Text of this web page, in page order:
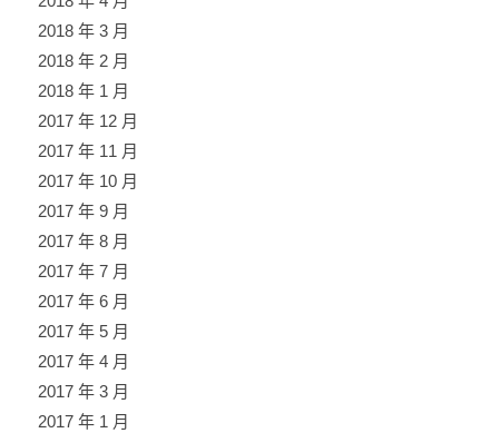
2018 年 3 月
2018 年 2 月
2018 年 1 月
2017 年 12 月
2017 年 11 月
2017 年 10 月
2017 年 9 月
2017 年 8 月
2017 年 7 月
2017 年 6 月
2017 年 5 月
2017 年 4 月
2017 年 3 月
2017 年 1 月